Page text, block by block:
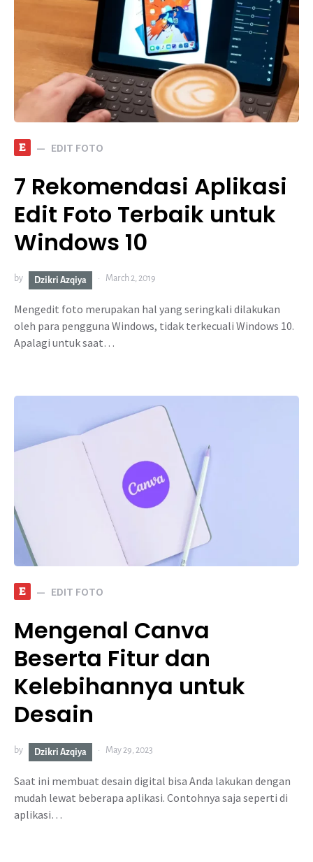
E EDIT FOTO
7 Rekomendasi Aplikasi
Edit Foto Terbaik untuk
Windows 10
by Dzikri Azqiya March 2, 2019
Mengedit foto merupakan hal yang seringkali dilakukan
oleh para pengguna Windows, tidak terkecuali Windows 10.
Apalagi untuk saat…
E EDIT FOTO
Mengenal Canva
Beserta Fitur dan
Kelebihannya untuk
Desain
by Dzikri Azqiya May 29, 2023
Saat ini membuat desain digital bisa Anda lakukan dengan
mudah lewat beberapa aplikasi. Contohnya saja seperti di
aplikasi…